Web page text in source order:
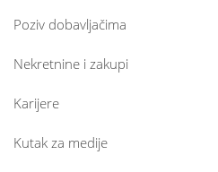
Poziv dobavljačima
Nekretnine i zakupi
Karijere
Kutak za medije